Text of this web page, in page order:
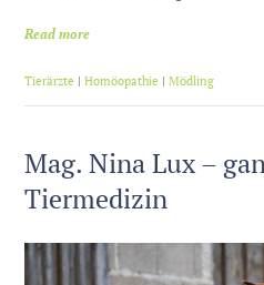
Read more
Tierärzte |Homöopathie |Mödling
Mag. Nina Lux –
Tiermedizin